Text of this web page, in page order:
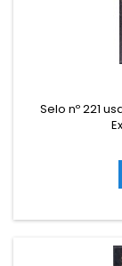
Selo nº 221